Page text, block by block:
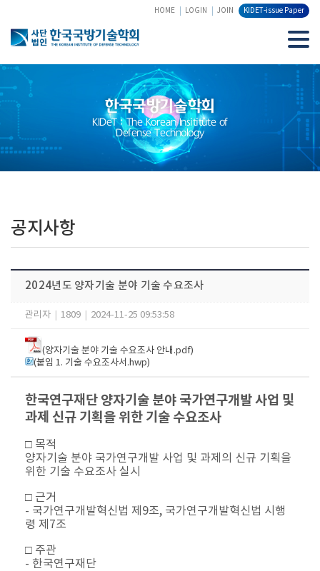
HOME LOGIN JOIN KIDET-issue Paper
한국국방기술학회
KIDeT : The Korean Insititute of
Defense Technology
공지사항
2024년도 양자기술 분야 기술 수요조사
관리자 1809 2024-11-25 09:53:58
(양자기술 분야 기술 수요조사 안내.pdf)
(붙임 1. 기술 수요조사서.hwp)
한국연구재단 양자기술 분야 국가연구개발 사업 및
과제 신규 기획을 위한 기술 수요조사
□ 목적
양자기술 분야 국가연구개발 사업 및 과제의 신규 기획을
위한 기술 수요조사 실시
​□ ​근거
- 국가연구개발혁신법 제9조, 국가연구개발혁신법 시행
령 제7조
​□​ 주관
- 한국연구재단